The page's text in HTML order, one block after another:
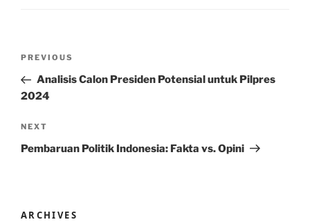
Previous
Post
PREVIOUS
Analisis Calon Presiden Potensial untuk Pilpres
2024
Next
Post
NEXT
Pembaruan Politik Indonesia: Fakta vs. Opini
ARCHIVES